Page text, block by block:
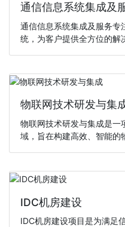
通信信息系统集成及
通信信息系统集成及服务专
统，为客户提供全方位的解
物联网技术研发与集
物联网技术研发与集成是一
域，旨在构建高效、智能的
IDC机房建设
IDC机房建设项目是为满足